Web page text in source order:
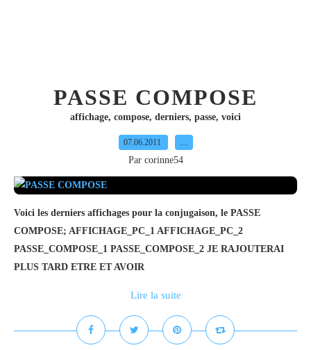
PASSE COMPOSE
affichage, compose, derniers, passe, voici
07.06.2011 …
Par corinne54
Voici les derniers affichages pour la conjugaison, le PASSE
COMPOSE; AFFICHAGE_PC_1 AFFICHAGE_PC_2
PASSE_COMPOSE_1 PASSE_COMPOSE_2 JE RAJOUTERAI
PLUS TARD ETRE ET AVOIR
Lire la suite